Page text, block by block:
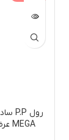
MEGA عرض91/4 – 50 متری